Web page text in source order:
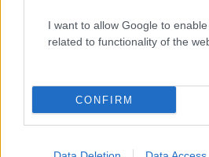
I want to allow Google to
related to functionality of the
CONFIRM
Celično dihanje – ustvarjanje
Kam na izlet v Posočju? Odkrij Most
Revolucija na vrtu: robotske